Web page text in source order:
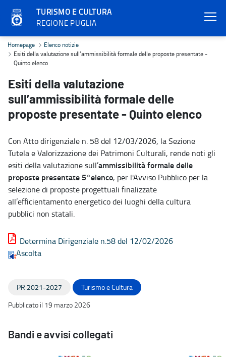
TURISMO E CULTURA
REGIONE PUGLIA
Esiti della valutazione sull’ammissibilità formale delle proposte
Homepage
Elenco notizie
Esiti della valutazione sull’ammissibilità formale delle proposte presentate -
Quinto elenco
Esiti della valutazione
sull’ammissibilità formale delle
proposte presentate - Quinto elenco
Con Atto dirigenziale n. 58 del 12/03/2026, la Sezione
Tutela e Valorizzazione dei Patrimoni Culturali, rende noti gli
esiti della valutazione sull’ammissibilità formale delle
proposte presentate 5°elenco, per l'Avviso Pubblico per la
selezione di proposte progettuali finalizzate
all’efficientamento energetico dei luoghi della cultura
pubblici non statali.
Determina Dirigenziale n.58 del 12/02/2026
Ascolta
PR 2021-2027
Turismo e Cultura
Pubblicato il 19 marzo 2026
Bandi e avvisi collegati